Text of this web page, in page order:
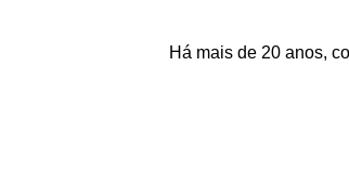
Há mais de 20 anos,